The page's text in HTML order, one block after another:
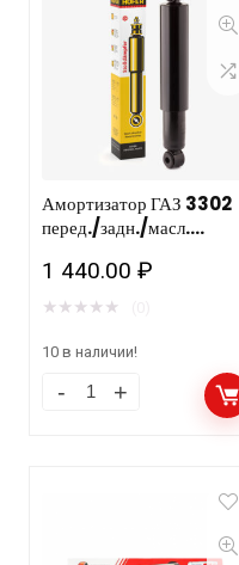
Амортизатор ГАЗ 3302
перед./задн./масл.
(усиленный) HF 505 125
1 440.00₽
★ ★ ★ ★ ★
10 в наличии!